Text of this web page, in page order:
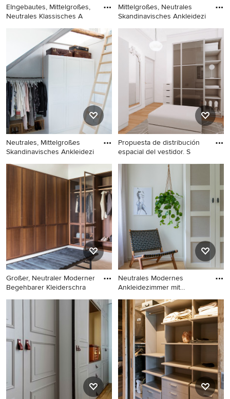
EIngebautes, Mittelgroßes,
Neutrales Klassisches A
EIngebautes, Mittelgroßes,
Neutrales Klassisches
Ankleidezimmer mit
Schrankfronten im Shaker-
Stil, weißen Schränken und
dunklem Holzboden in
Sonstige
Mittelgroßes, Neutrales
Skandinavisches Ankleidezi
Mittelgroßes, Neutrales
Skandinavisches
Ankleidezimmer mit
Einbauschrank,
Schrankfronten im Shaker-
Stil, weißen Schränken,
Laminat und braunem Boden
in Malaga
Neutrales, Mittelgroßes
Skandinavisches Ankleidezi
Neutrales, Mittelgroßes
Skandinavisches
Ankleidezimmer mit
Schrankfronten im Shaker-
Stil, weißen Schränken und
Ankleidebereich in
Propuesta de distribución
espacial del vestidor. S
Kleiner Klassischer
Begehbarer Kleiderschrank
mit Schrankfronten im
Shaker-Stil, hellen
Holzschränken, braunem
Holzboden, braunem Boden
und eingelassener Decke in
Madrid
Großer, Neutraler Moderner
Begehbarer Kleiderschra
Großer, Neutraler Moderner
Begehbarer Kleiderschrank
mit Schrankfronten im
Shaker-Stil, hellbraunen
Holzschränken,
Teppichboden und beigem
Boden in Kopenhagen
Neutrales Modernes
Ankleidezimmer mit
Neutrales Modernes
Ankleidezimmer mit
Ankleidebereich,
Schrankfronten im Shaker-
Stil, weißen Schränken und
hellem Holzboden in Berlin